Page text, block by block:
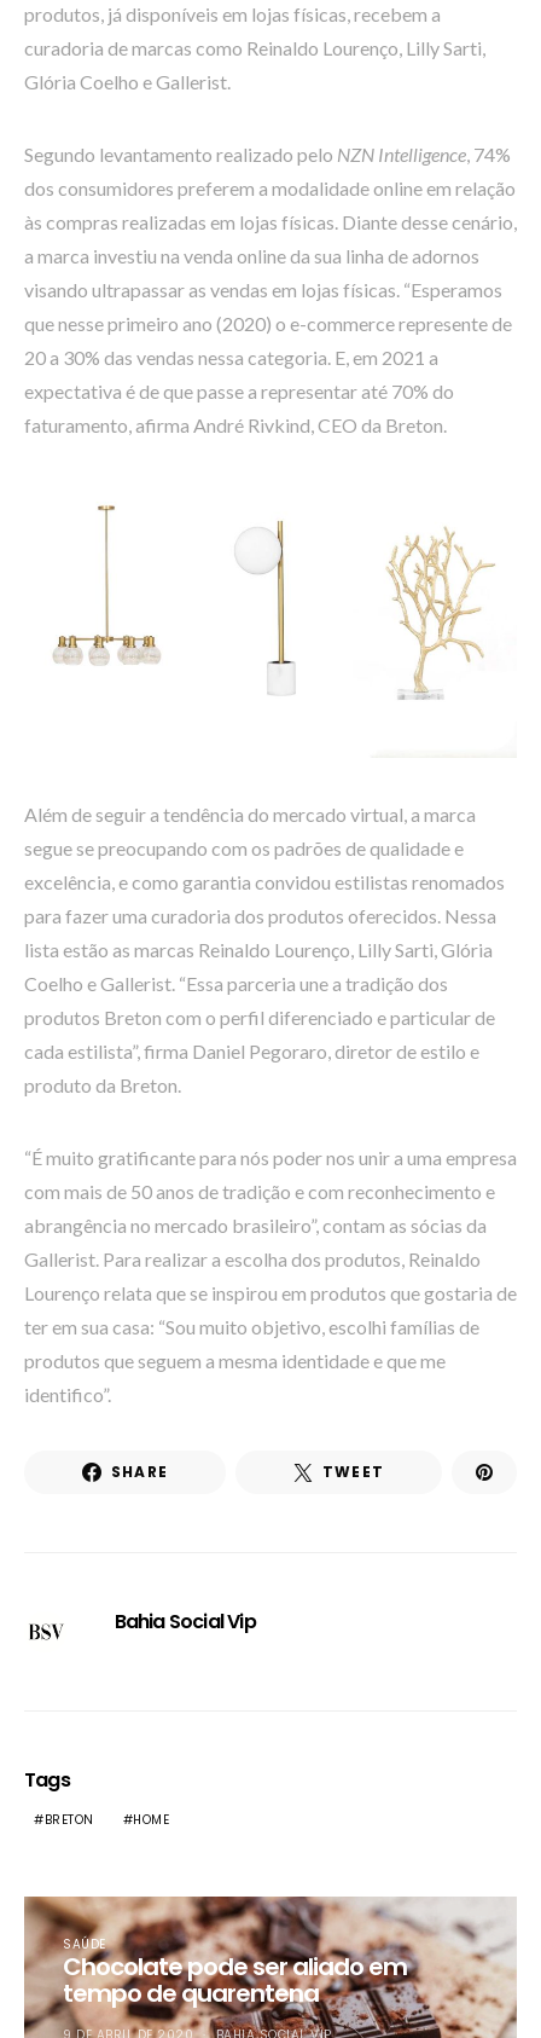
produtos, já disponíveis em lojas físicas, recebem a
curadoria de marcas como Reinaldo Lourenço, Lilly Sarti,
Glória Coelho e Gallerist.
Segundo levantamento realizado pelo NZN Intelligence , 74%
dos consumidores preferem a modalidade online em relação
às compras realizadas em lojas físicas. Diante desse cenário,
a marca investiu na venda online da sua linha de adornos
visando ultrapassar as vendas em lojas físicas. “Esperamos
que nesse primeiro ano (2020) o e-commerce represente de
20 a 30% das vendas nessa categoria. E, em 2021 a
expectativa é de que passe a representar até 70% do
faturamento, afirma André Rivkind, CEO da Breton.
Além de seguir a tendência do mercado virtual, a marca
segue se preocupando com os padrões de qualidade e
excelência, e como garantia convidou estilistas renomados
para fazer uma curadoria dos produtos oferecidos. Nessa
lista estão as marcas Reinaldo Lourenço, Lilly Sarti, Glória
Coelho e Gallerist. “Essa parceria une a tradição dos
produtos Breton com o perfil diferenciado e particular de
cada estilista”, firma Daniel Pegoraro, diretor de estilo e
produto da Breton.
“É muito gratificante para nós poder nos unir a uma empresa
com mais de 50 anos de tradição e com reconhecimento e
abrangência no mercado brasileiro”, contam as sócias da
Gallerist. Para realizar a escolha dos produtos, Reinaldo
Lourenço relata que se inspirou em produtos que gostaria de
ter em sua casa: “Sou muito objetivo, escolhi famílias de
produtos que seguem a mesma identidade e que me
identifico”.
SHARE TWEET
Bahia Social Vip
Tags
BRETON HOME
SAÚDE
Chocolate pode ser aliado em
tempo de quarentena